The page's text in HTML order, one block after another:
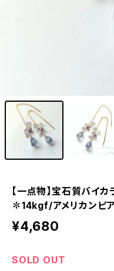
【一点物】宝石質バイ
✽14kgf/アメリカンピ
¥4,680
SOLD OUT